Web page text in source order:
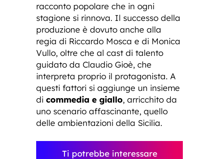
racconto popolare che in ogni
stagione si rinnova. Il successo della
produzione è dovuto anche alla
regia di Riccardo Mosca e di Monica
Vullo, oltre che al cast di talento
guidato da Claudio Gioè, che
interpreta proprio il protagonista. A
questi fattori si aggiunge un insieme
di commedia e giallo, arricchito da
uno scenario affascinante, quello
delle ambientazioni della Sicilia.
Ti potrebbe interessare